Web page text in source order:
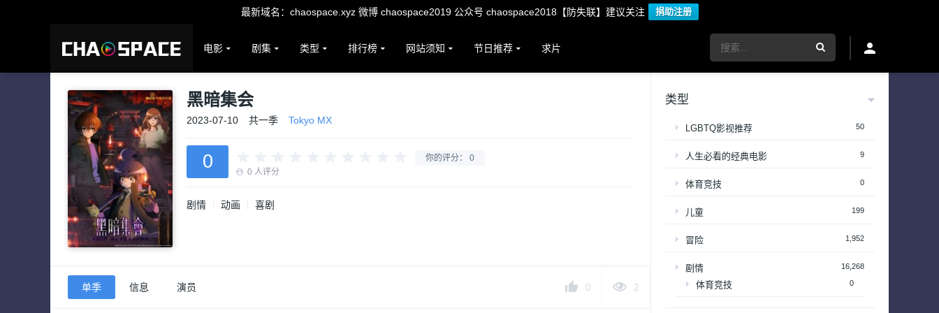
最新域名：chaospace.xyz 微博 chaospace2019 公众号 chaospace2018【防失联】建议关注 捐助注册
电影 剧集 类型 排行榜 网站须知 节日推荐 求片
黑暗集会
2023-07-10 共一季 Tokyo MX
你的评分： 0
0 0 人评分
剧情 动画 喜剧
0 2
单季 信息 演员
类型
LGBTQ影视推荐 50
人生必看的经典电影 9
体育竞技 0
儿童 199
冒险 1,952
剧情 16,268
体育竞技 0